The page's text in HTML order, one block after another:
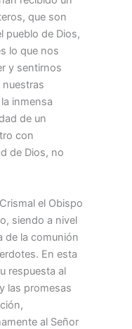
que son
pueblo de Dios,
lo que nos
y sentirnos
inmensa
de un
con
de Dios, no
el Obispo
siendo a nivel
de la comunión
En esta
respuesta al
las promesas
al Señor